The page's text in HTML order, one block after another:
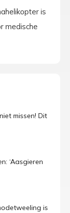
is
medische
missen! Dit
‘Aasgieren
is